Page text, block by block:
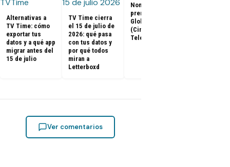
Alternativas a
TV Time: cómo
exportar tus
datos y a qué app
migrar antes del
15 de julio
TV Time cierra
el 15 de julio de
2026: qué pasa
con tus datos y
por qué todos
miran a
Letterboxd
Nominados a los
premios Golden
Globes 2025
(Cine y
Televisión)
Ver comentarios